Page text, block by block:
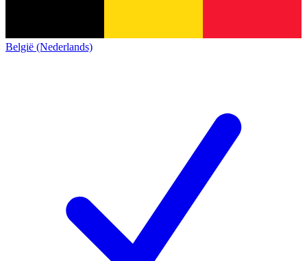
België (Nederlands)